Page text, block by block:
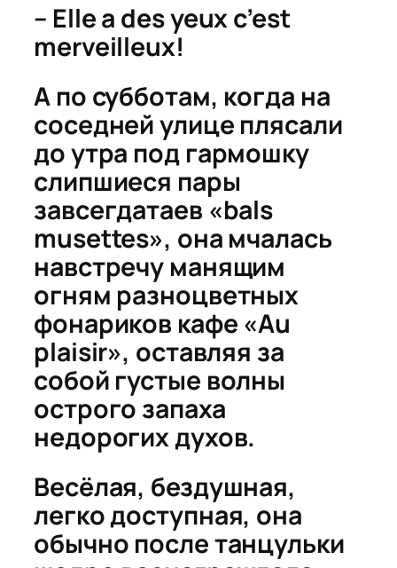
– Elle a des yeux c’est
merveilleux!
А по субботам, когда на
соседней улице плясали
до утра под гармошку
слипшиеся пары
завсегдатаев «bals
musettes», она мчалась
навстречу манящим
огням разноцветных
фонариков кафе «Au
plaisir», оставляя за
собой густые волны
острого запаха
недорогих духов.
Весёлая, бездушная,
легко доступная, она
обычно после танцульки